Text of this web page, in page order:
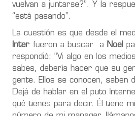
vuelvan a juntarse?”. Y la
“está pasando”.
La cuestión es que desde el
Inter fueron a buscar a Noel
respondió: “Vi algo en los
sabes, debería hacer que su
gente. Ellos se conocen, saben
Dejá de hablar en el puto
qué tienes para decir. Él tiene